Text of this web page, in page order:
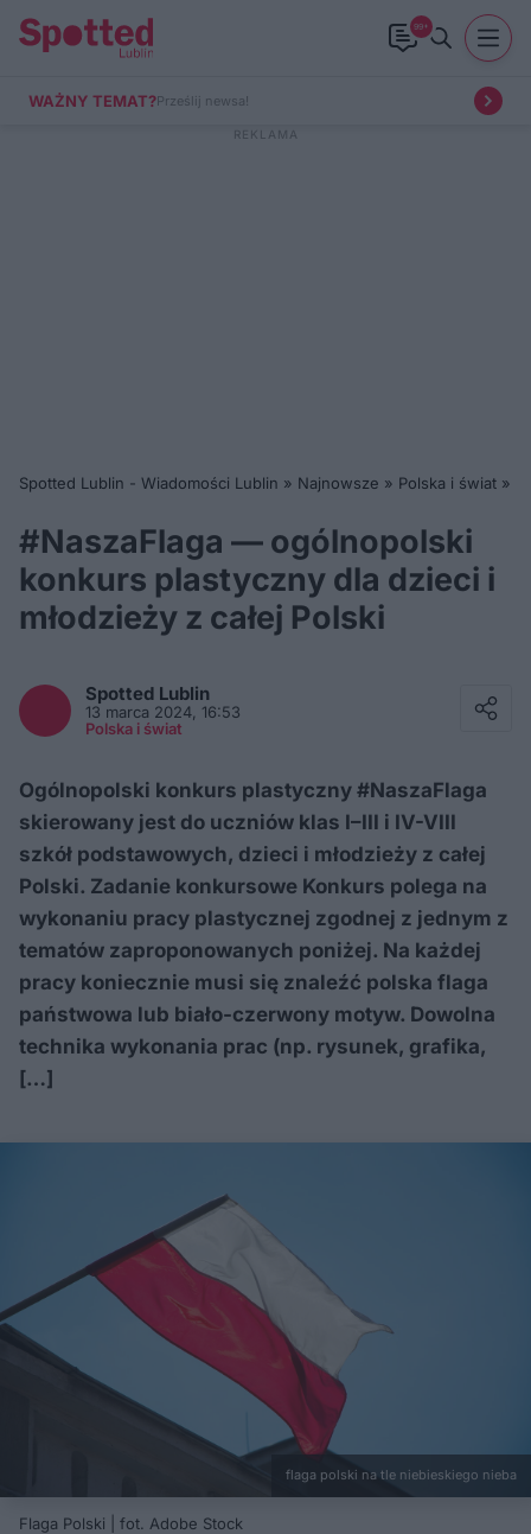
99+
WAŻNY TEMAT?Prześlij newsa!
Spotted Lublin - Wiadomości Lublin » Najnowsze » Polska i świat »
#NaszaFlaga — ogólnopolski
konkurs plastyczny dla dzieci i
młodzieży z całej Polski
Spotted Lublin
13 marca 2024, 16:53
Polska i świat
Ogólnopolski konkurs plastyczny #NaszaFlaga
skierowany jest do uczniów klas I–III i IV-VIII
szkół podstawowych, dzieci i młodzieży z całej
Polski. Zadanie konkursowe Konkurs polega na
wykonaniu pracy plastycznej zgodnej z jednym z
tematów zaproponowanych poniżej. Na każdej
pracy koniecznie musi się znaleźć polska flaga
państwowa lub biało-czerwony motyw. Dowolna
technika wykonania prac (np. rysunek, grafika,
[…]
flaga polski na tle niebieskiego nieba
Flaga Polski | fot. Adobe Stock